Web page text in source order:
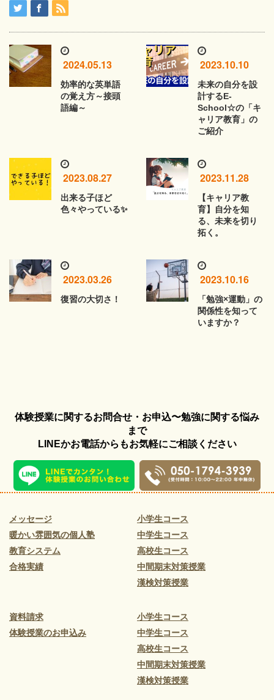
2024.05.13
効率的な英単語
の覚え方～接頭
語編～
2023.10.10
未来の自分を設
計するE-
School☆の「キ
ャリア教育」の
ご紹介
2023.08.27
出来る子ほど
色々やっている✨
2023.11.28
【キャリア教
育】自分を知
る、未来を切り
拓く。
2023.03.26
復習の大切さ！
2023.10.16
「勉強×運動」の
関係性を知って
いますか？
体験授業に関するお問合せ・お申込〜勉強に関する悩み
まで
LINEかお電話からもお気軽にご相談ください
メッセージ
暖かい雰囲気の個人塾
教育システム
合格実績
小学生コース
中学生コース
高校生コース
中間期末対策授業
漢検対策授業
資料請求
体験授業のお申込み
小学生コース
中学生コース
高校生コース
中間期末対策授業
漢検対策授業